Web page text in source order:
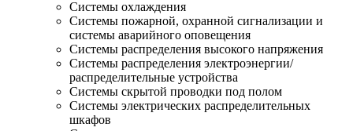
Системы охлаждения
Системы пожарной, охранной сигнализации и
системы аварийного оповещения
Системы распределения высокого напряжения
Системы распределения электроэнергии/
распределительные устройства
Системы скрытой проводки под полом
Системы электрических распределительных
шкафов